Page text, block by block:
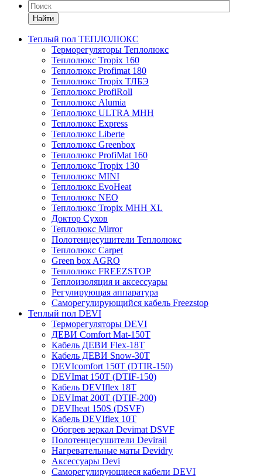
Найти
Теплый пол ТЕПЛОЛЮКС
Терморегуляторы Теплолюкс
Теплолюкс Tropix 160
Теплолюкс Profimat 180
Теплолюкс Tropix ТЛБЭ
Теплолюкс ProfiRoll
Теплолюкс Alumia
Теплолюкс ULTRA МНН
Теплолюкс Express
Теплолюкс Liberte
Теплолюкс Greenbox
Теплолюкс ProfiMat 160
Теплолюкс Tropix 130
Теплолюкс MINI
Теплолюкс EvoHeat
Теплолюкс NEO
Теплолюкс Tropix МНН XL
Доктор Сухов
Теплолюкс Mirror
Полотенцесушители Теплолюкс
Теплолюкс Carpet
Green box AGRO
Теплолюкс FREEZSTOP
Теплоизоляция и аксессуары
Регулирующая аппаратура
Cаморегулирующийся кабель Freezstop
Теплый пол DEVI
Терморегуляторы DEVI
ДЕВИ Comfort Mat-150T
Кабель ДЕВИ Flex-18T
Кабель ДЕВИ Snow-30T
DEVIcomfort 150T (DTIR-150)
DEVImat 150T (DTIF-150)
Кабель DEVIflex 18T
DEVImat 200T (DTIF-200)
DEVIheat 150S (DSVF)
Кабель DEVIflex 10T
Обогрев зеркал Devimat DSVF
Полотенцесушители Devirail
Нагревательные маты Devidry
Аксессуары Devi
Саморегулирующиеся кабели DEVI